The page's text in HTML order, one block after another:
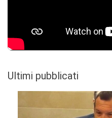
Ultimi pubblicati